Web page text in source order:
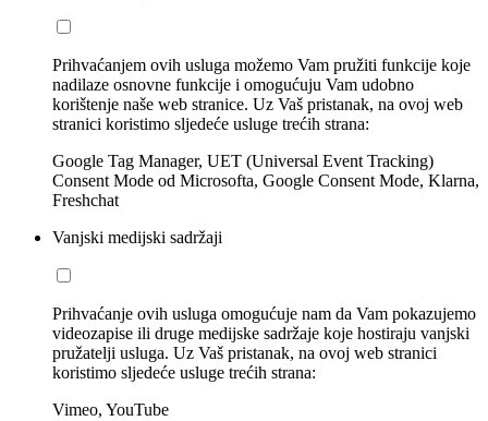
Prihvaćanjem ovih usluga možemo Vam pružiti funkcije koje
nadilaze osnovne funkcije i omogućuju Vam udobno
korištenje naše web stranice. Uz Vaš pristanak, na ovoj web
stranici koristimo sljedeće usluge trećih strana:
Google Tag Manager, UET (Universal Event Tracking)
Consent Mode od Microsofta, Google Consent Mode, Klarna,
Freshchat
Vanjski medijski sadržaji
Prihvaćanje ovih usluga omogućuje nam da Vam pokazujemo
videozapise ili druge medijske sadržaje koje hostiraju vanjski
pružatelji usluga. Uz Vaš pristanak, na ovoj web stranici
koristimo sljedeće usluge trećih strana:
Vimeo, YouTube